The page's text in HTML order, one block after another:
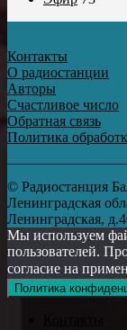
Контакты
О радиостанции
Авторы
Счастливое число
Обратная связь
Политика
© Радиостанция
Ленинградская
Ленинградская,
Мы используем
пользователей.
согласие на
Политика